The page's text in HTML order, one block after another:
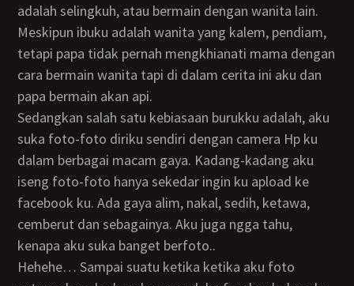
adalah selingkuh, atau bermain dengan wanita lain.
Meskipun ibuku adalah wanita yang kalem, pendiam,
tetapi papa tidak pernah mengkhianati mama dengan
cara bermain wanita tapi di dalam cerita ini aku dan
papa bermain akan api.
Sedangkan salah satu kebiasaan burukku adalah, aku
suka foto-foto diriku sendiri dengan camera Hp ku
dalam berbagai macam gaya. Kadang-kadang aku
iseng foto-foto hanya sekedar ingin ku apload ke
facebook ku. Ada gaya alim, nakal, sedih, ketawa,
cemberut dan sebagainya. Aku juga ngga tahu,
kenapa aku suka banget berfoto..
hehehe… Sampai suatu ketika ketika aku foto